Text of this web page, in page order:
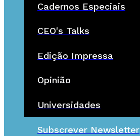
Cadernos Especiais
CEO's Talks
Edição Impressa
Opinião
Universidades
Subscrever Newsletter